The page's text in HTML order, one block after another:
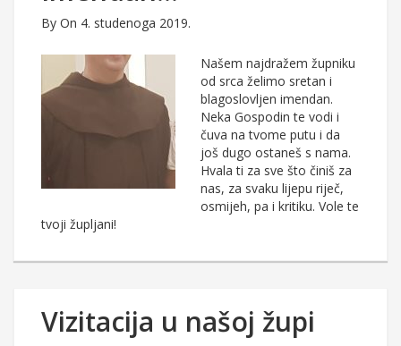
By On 4. studenoga 2019.
Našem najdražem župniku
od srca želimo sretan i
blagoslovljen imendan.
Neka Gospodin te vodi i
čuva na tvome putu i da
još dugo ostaneš s nama.
Hvala ti za sve što činiš za
nas, za svaku lijepu riječ,
osmijeh, pa i kritiku. Vole te
tvoji župljani!
Vizitacija u našoj župi